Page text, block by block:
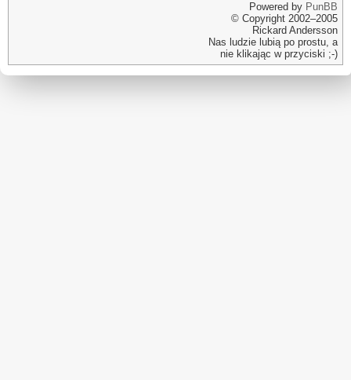
Powered by PunBB
© Copyright 2002–2005
Rickard Andersson
Nas ludzie lubią po prostu, a
nie klikając w przyciski ;-)